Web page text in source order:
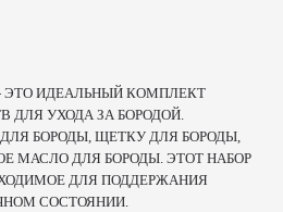
- ЭТО ИДЕАЛЬНЫЙ КОМПЛЕКТ
ДЛЯ УХОДА ЗА БОРОДОЙ.
БОРОДЫ, ЩЕТКУ ДЛЯ БОРОДЫ,
МАСЛО ДЛЯ БОРОДЫ. ЭТОТ НАБОР
ДЛЯ ПОДДЕРЖАНИЯ
СОСТОЯНИИ.